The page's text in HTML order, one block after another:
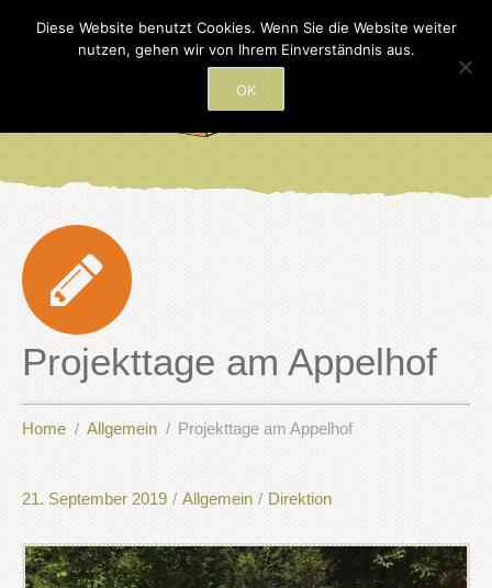
Projekttage am Appelhof
Home Allgemein Projekttage am Appelhof
21. September 2019 / Allgemein / Direktion
Diese Website benutzt Cookies. Wenn Sie die Website weiter
nutzen, gehen wir von Ihrem Einverständnis aus.
OK